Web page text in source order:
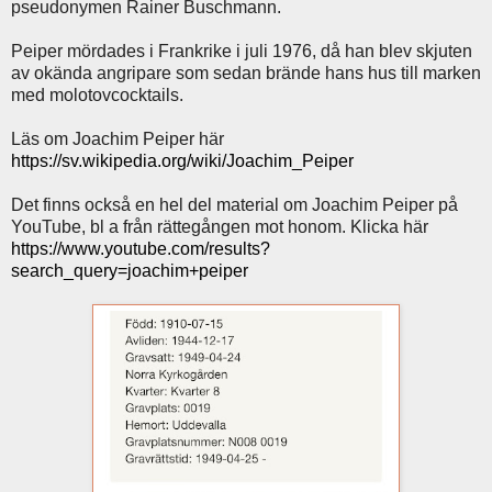
pseudonymen Rainer Buschmann.
Peiper mördades i Frankrike i juli 1976, då han blev skjuten
av okända angripare som sedan brände hans hus till marken
med molotovcocktails.
Läs om Joachim Peiper här
https://sv.wikipedia.org/wiki/Joachim_Peiper
Det finns också en hel del material om Joachim Peiper på
YouTube, bl a från rättegången mot honom. Klicka här
https://www.youtube.com/results?
search_query=joachim+peiper